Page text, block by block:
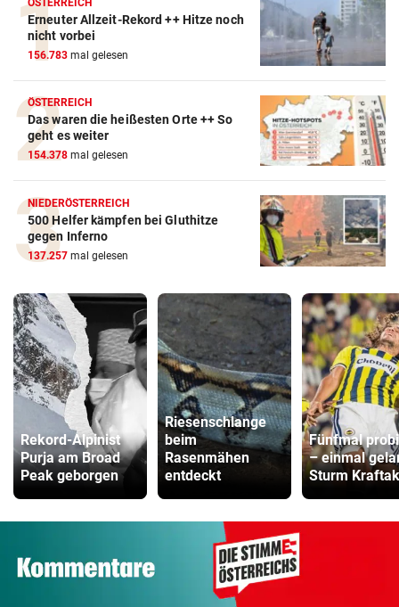
Erneuter Allzeit-Rekord ++ Hitze noch
nicht vorbei
156.783 mal gelesen
ÖSTERREICH
Das waren die heißesten Orte ++ So
geht es weiter
154.378 mal gelesen
NIEDERÖSTERREICH
500 Helfer kämpfen bei Gluthitze
gegen Inferno
137.257 mal gelesen
Rekord-Alpinist
Purja am Broad
Peak geborgen
Riesenschlange
beim
Rasenmähen
entdeckt
Fünfmal
– einmal
Sturm